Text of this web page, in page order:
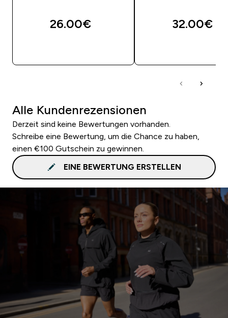
26.00€‎ 32.00€‎
Alle Kundenrezensionen
Derzeit sind keine Bewertungen vorhanden.
Schreibe eine Bewertung, um die Chance zu haben,
einen €100 Gutschein zu gewinnen.
EINE BEWERTUNG ERSTELLEN